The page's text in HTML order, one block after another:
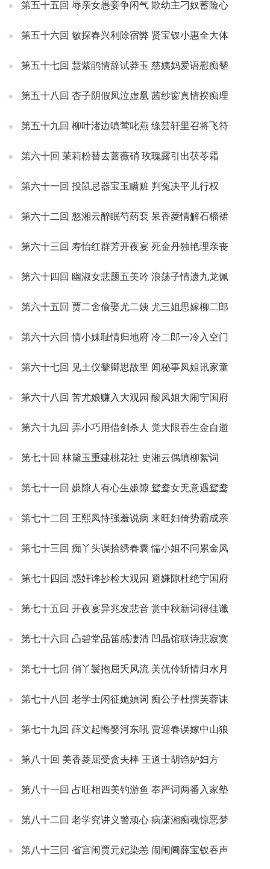
第五十五回 辱亲女愚妾争闲气 欺幼主刁奴蓄险心
第五十六回 敏探春兴利除宿弊 贤宝钗小惠全大体
第五十七回 慧紫鹃情辞试莽玉 慈姨妈爱语慰痴颦
第五十八回 杏子阴假凤泣虚凰 茜纱窗真情揆痴理
第五十九回 柳叶渚边嗔莺叱燕 绦芸轩里召将飞符
第六十回 茉莉粉替去蔷薇硝 玫瑰露引出茯苓霜
第六十一回 投鼠忌器宝玉瞒赃 判冤决平儿行权
第六十二回 憨湘云醉眠芍药裵 呆香菱情解石榴裙
第六十三回 寿怡红群芳开夜宴 死金丹独艳理亲丧
第六十四回 幽淑女悲题五美吟 浪荡子情遗九龙佩
第六十五回 贾二舍偷娶尤二姨 尤三姐思嫁柳二郎
第六十六回 情小妹耻情归地府 冷二郎一冷入空门
第六十七回 见土仪颦卿思故里 闻秘事凤姐讯家童
第六十八回 苦尤娘赚入大观园 酸凤姐大闹宁国府
第六十九回 弄小巧用借剑杀人 觉大限吞生金自逝
第七十回 林黛玉重建桃花社 史湘云偶填柳絮词
第七十一回 嫌隙人有心生嫌隙 鸳鸯女无意遇鸳鸯
第七十二回 王熙凤恃强羞说病 来旺妇倚势霸成亲
第七十三回 痴丫头误拾绣春囊 懦小姐不问累金凤
第七十四回 惑奸谗抄检大观园 避嫌隙杜绝宁国府
第七十五回 开夜宴异兆发悲音 赏中秋新词得佳谶
第七十六回 凸碧堂品笛感凄清 凹晶馆联诗悲寂寞
第七十七回 俏丫鬟抱屈夭风流 美优伶斩情归水月
第七十八回 老学士闲征姽媜词 痴公子杜撰芙蓉诔
第七十九回 薛文起悔娶河东吼 贾迎春误嫁中山狼
第八十回 美香菱屈受贪夫棒 王道士胡诌妒妇方
第八十一回 占旺相四美钓游鱼 奉严词两番入家塾
第八十二回 老学究讲义警顽心 病潇湘痴魂惊恶梦
第八十三回 省宫闱贾元妃染恙 闹闱阃薛宝钗吞声